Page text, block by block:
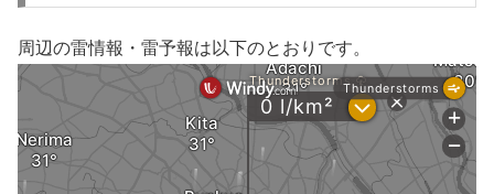
周辺の雷情報・雷予報は以下のとおりです。